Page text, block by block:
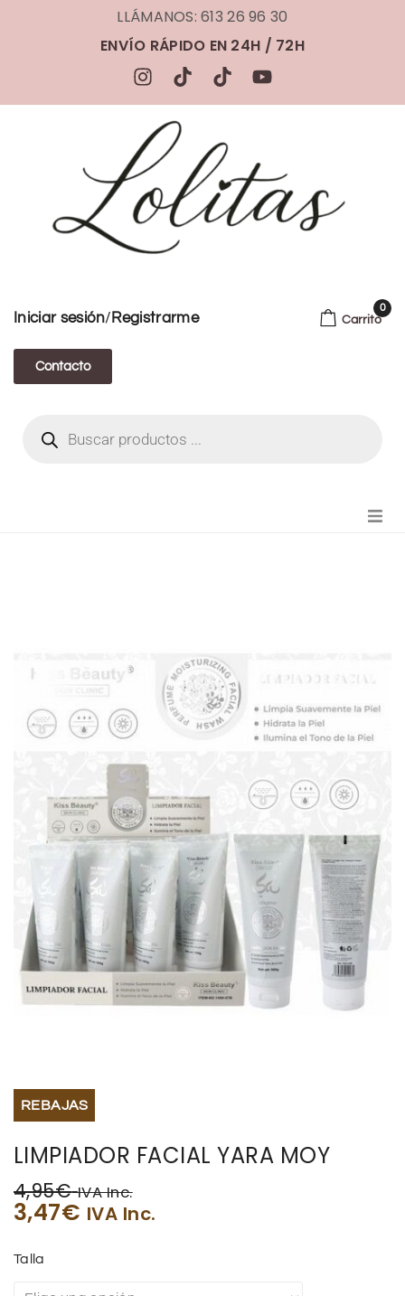
LLÁMANOS: 613 26 96 30
ENVÍO RÁPIDO EN 24H / 72H
Iniciar sesión/ Registrarme
Contacto
Carrito
0
MODA CHICA
BEAUTY
BISUTERIA
BOLSOS Y MONEDEROS
CALZADO
COMPLEMENTOS
REBAJAS
LIMPIADOR FACIAL YARA MOY
4,95€ IVA Inc.
3,47€ IVA Inc.
Talla